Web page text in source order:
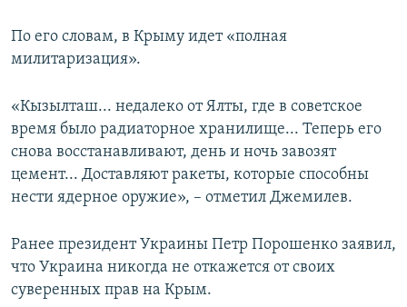
По его словам, в Крыму идет «полная
милитаризация».
«Кызылташ... недалеко от Ялты, где в советское
время было радиаторное хранилище... Теперь его
снова восстанавливают, день и ночь завозят
цемент... Доставляют ракеты, которые способны
нести ядерное оружие», – отметил Джемилев.
Ранее президент Украины Петр Порошенко заявил,
что Украина никогда не откажется от своих
суверенных прав на Крым.